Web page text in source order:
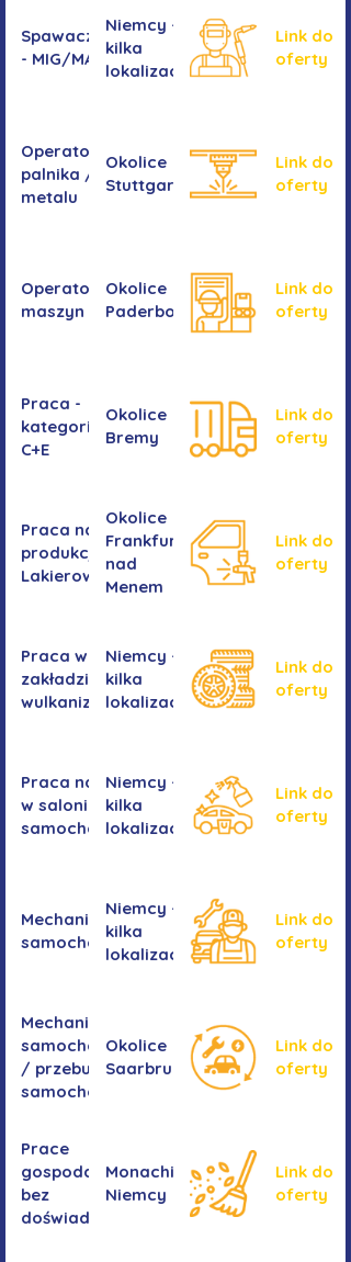
Spawacz/spawaczka
- MIG/MAG/TIG
Niemcy -
kilka
lokalizacji
Link do
oferty
Operator/operatorka
palnika / Cięcie
metalu
Okolice
Stuttgartu
Link do
oferty
Operator/operatorka
maszyn CNC
Okolice
Paderborn
Link do
oferty
Praca -
kategoria
C+E
Okolice
Bremy
Link do
oferty
Praca na
produkcji -
Lakierowanie
Okolice
Frankfurtu
nad
Menem
Link do
oferty
Praca w
zakładzie
wulkanizacyjnym
Niemcy -
kilka
lokalizacji
Link do
oferty
Praca na myjni
w salonie
samochodowym
Niemcy -
kilka
lokalizacji
Link do
oferty
Mechanika
samochodowa
Niemcy -
kilka
lokalizacji
Link do
oferty
Mechanika
samochodowa
/ przebudowa
samochodów
Okolice
Saarbrucken
Link do
oferty
Prace
gospodarcze -
bez
doświadczenia
Monachium,
Niemcy
Link do
oferty